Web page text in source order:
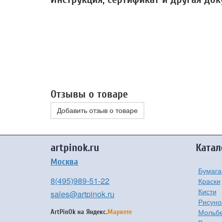
Отзывы о товаре
Добавить отзыв о товаре
artpinok.ru
Москва
8(495)989-51-22
sales@artpinok.ru
ArtPinOk на Яндекс.Маркете
Краски
Кисти